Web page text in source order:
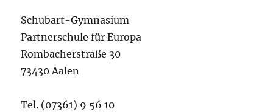
Schubart-Gymnasium
Partnerschule für Europa
Rombacherstraße 30
73430 Aalen
Tel. (07361) 9 56 10